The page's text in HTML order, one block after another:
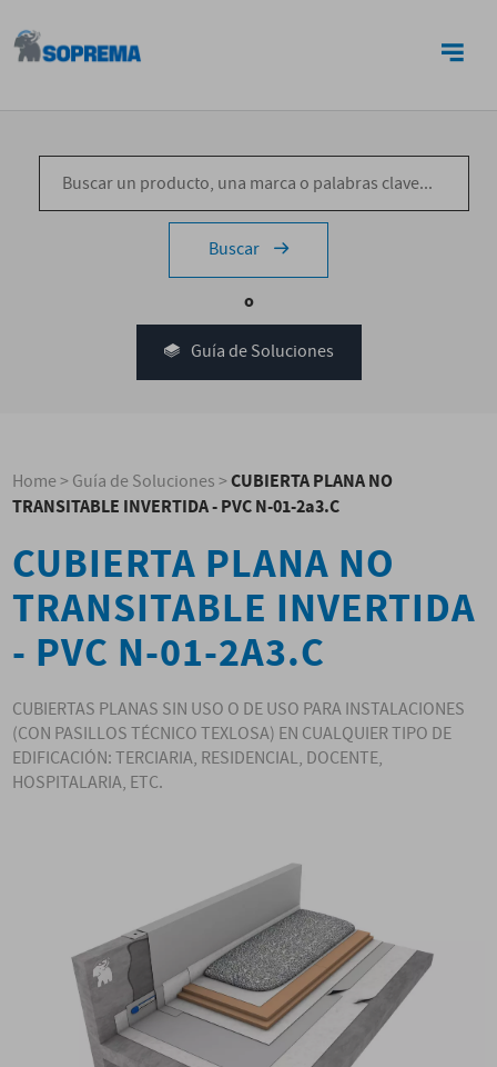
Buscar
o
Guía de Soluciones
Home>Guía de Soluciones>CUBIERTA PLANA NO
TRANSITABLE INVERTIDA - PVC N-01-2a3.C
CUBIERTA PLANA NO
TRANSITABLE INVERTIDA
- PVC N-01-2A3.C
CUBIERTAS PLANAS SIN USO O DE USO PARA INSTALACIONES
(CON PASILLOS TÉCNICO TEXLOSA) EN CUALQUIER TIPO DE
EDIFICACIÓN: TERCIARIA, RESIDENCIAL, DOCENTE,
HOSPITALARIA, ETC.